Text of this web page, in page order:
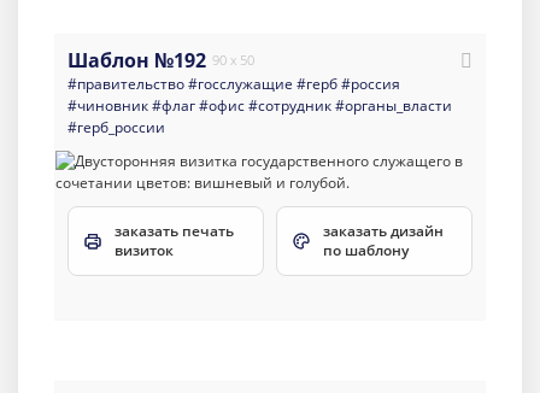
Шаблон №192 90 x 50
#правительство#госслужащие #герб#россия
#чиновник#флаг#офис#сотрудник#органы_власти
#герб_россии
заказать печать
визиток
заказать дизайн
по шаблону